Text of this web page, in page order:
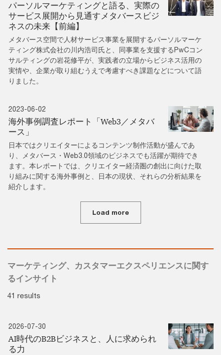
パーソルマーケティングと語る、実際の
サービス展開から見通すメタバースビジ
ネスの未来【前編】
メタバース空間で人材サービス事業を展開するパーソルマーケ
ティング株式会社の川内浩司氏と、同事業を支援するPwCコン
サルティングの岩花修平が、実践者の立場からビジネス活用の
実情や、企業が取り組むうえで考慮すべき課題などについて語
りました。
2023-06-02
海外事例調査レポート「Web3／メタバ
ース」
日本ではクリエイターによるコンテンツ制作活動が盛んであ
り、メタバース・Web3.0領域のビジネスでも活躍が期待でき
ます。本レポートでは、クリエイター経済圏の創出に向けた取
り組みに関する海外事例と、日本の現状、それらの分析結果を
紹介します。
Load more
マーケティング、カスタマーエクスペリエンスに関す
るインサイト
41 results
2026-07-30
AI時代のB2Bビジネスと、人に求められ
る力